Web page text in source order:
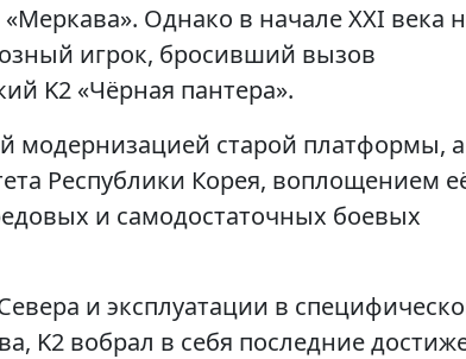
Однако в начале XXI века
игрок, бросивший вызов
K2 «Чёрная пантера».
модернизацией старой платформы, а
Республики Корея, воплощением
и самодостаточных боевых
и эксплуатации в
K2 вобрал в себя последние